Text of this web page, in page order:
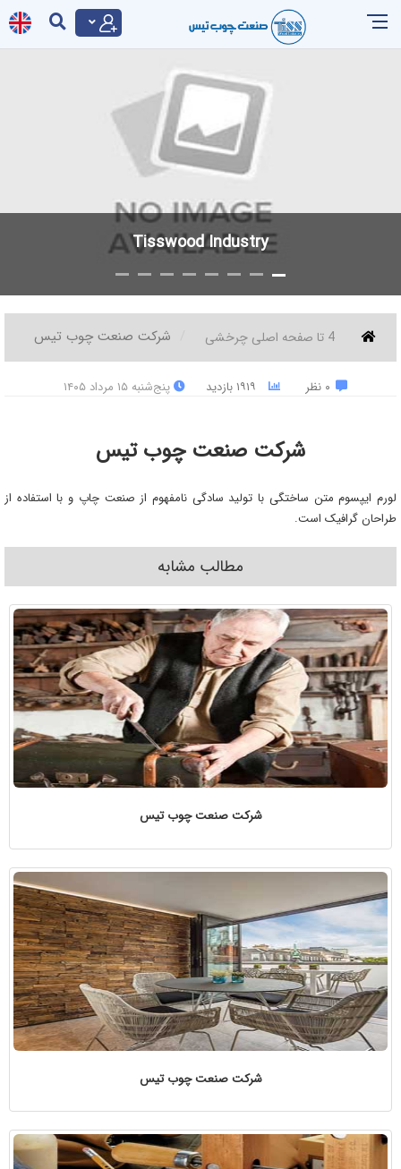
Tisswood Industry
4 تا صفحه اصلی چرخشی شرکت صنعت چوب تیس
پنج‌شنبه ۱۵ مرداد ۱۴۰۵
شرکت صنعت چوب تیس
لورم ایپسوم متن ساختگی با تولید سادگی نامفهوم از صنعت چاپ و با استفاده از
طراحان گرافیک است.
مطالب مشابه
شرکت صنعت چوب تیس
شرکت صنعت چوب تیس